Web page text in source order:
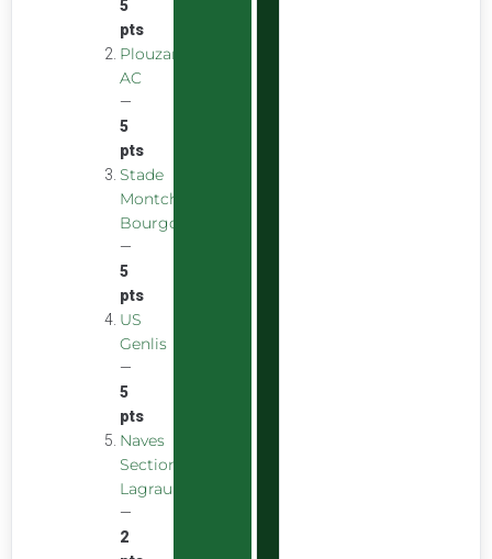
5
pts
Plouzane
AC
—
5
pts
Stade
Montchaninois
Bourgogne
—
5
pts
US
Genlis
—
5
pts
Naves
Section
Lagraulière
—
2